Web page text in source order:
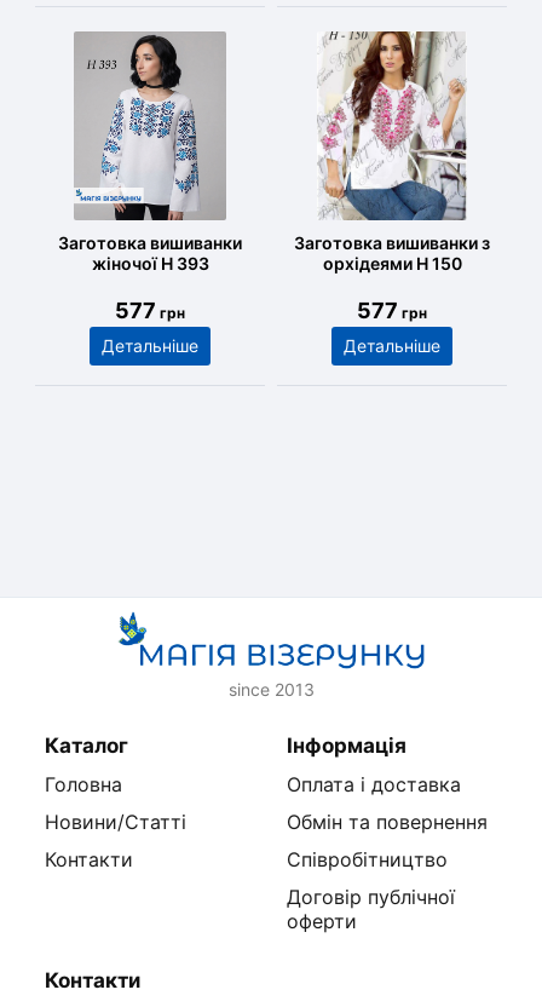
Заготовка вишиванки
жіночої Н 393
577 грн
Детальніше
Заготовка вишиванки з
орхідеями Н 150
577 грн
Детальніше
since 2013
Каталог
Головна
Новини/Статті
Контакти
Інформація
Оплата і доставка
Обмін та повернення
Співробітництво
Договір публічної
оферти
Контакти